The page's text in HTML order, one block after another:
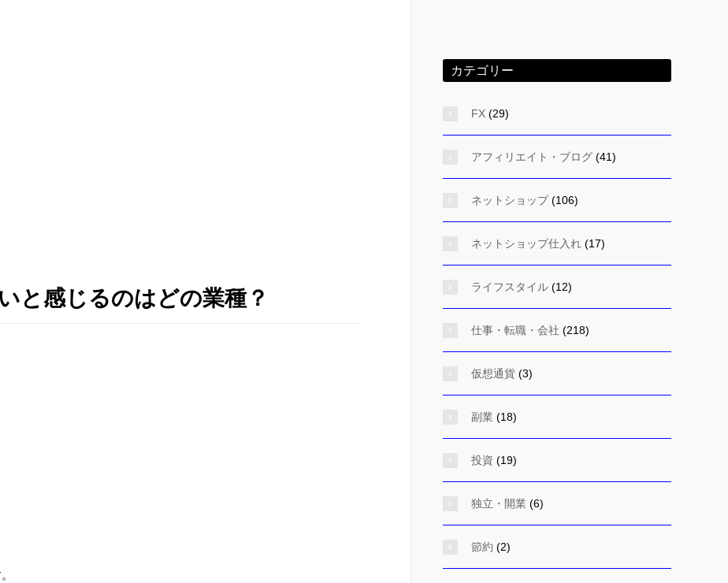
と感じるのはどの業種？
カテゴリー
FX (29)
アフィリエイト・ブログ (41)
ネットショップ(106)
ネットショップ仕入れ (17)
ライフスタイル (12)
仕事・転職・会社 (218)
仮想通貨 (3)
副業 (18)
投資 (19)
独立・開業 (6)
節約 (2)